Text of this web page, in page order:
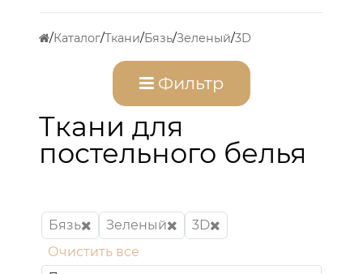
Каталог Ткани Бязь Зеленый 3D
Фильтр
Ткани для
постельного белья
Бязь Зеленый
3D
Очистить все